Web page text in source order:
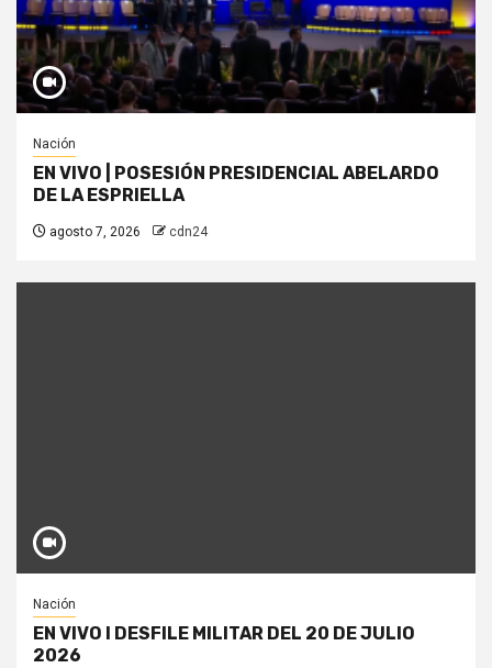
Nación
EN VIVO | POSESIÓN PRESIDENCIAL ABELARDO
DE LA ESPRIELLA
agosto 7, 2026 cdn24
Nación
EN VIVO I DESFILE MILITAR DEL 20 DE JULIO
2026